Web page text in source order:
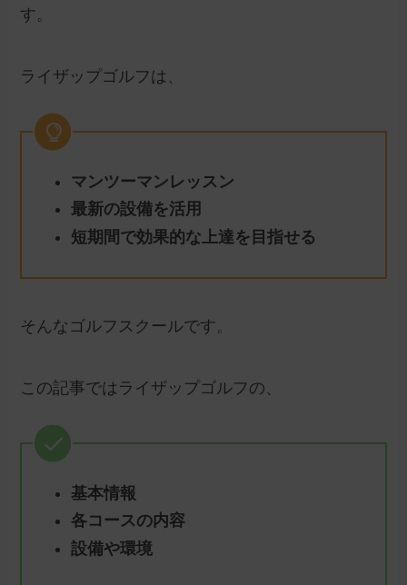
す。
ライザップゴルフは、
マンツーマンレッスン
最新の設備を活用
短期間で効果的な上達を目指せる
そんなゴルフスクールです。
この記事ではライザップゴルフの、
基本情報
各コースの内容
設備や環境